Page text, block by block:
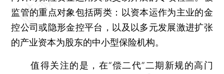
监管的重点对象包括两类：以资本运作为主业的金
控公司或隐形金控平台，以及以多元发展激进扩张
的产业资本为股东的中小型保险机构。
值得关注的是，在“偿二代”二期新规的高门